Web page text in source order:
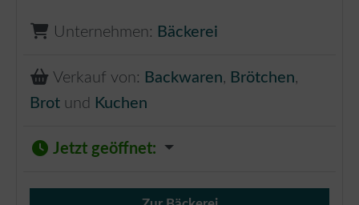
Unternehmen: Bäckerei
Verkauf von: Backwaren, Brötchen,
Brot und Kuchen
Jetzt geöffnet: